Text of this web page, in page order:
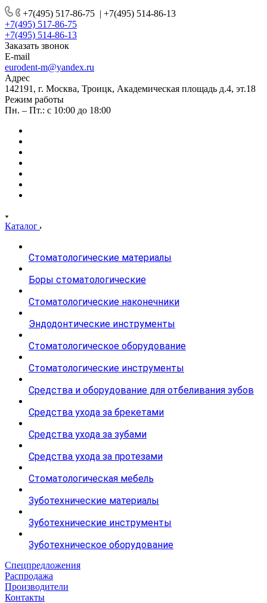
+7(495) 517-86-75 | +7(495) 514-86-13
+7(495) 517-86-75
+7(495) 514-86-13
Заказать звонок
E-mail
eurodent-m@yandex.ru
Адрес
142191, г. Москва, Троицк, Академическая площадь д.4, эт.18
Режим работы
Пн. – Пт.: с 10:00 до 18:00
Каталог
Стоматологические материалы
Боры стоматологические
Стоматологические наконечники
Эндодонтические инструменты
Стоматологическое оборудование
Стоматологические инструменты
Средства и оборудование для отбеливания зубов
Средства ухода за брекетами
Средства ухода за зубами
Средства ухода за протезами
Стоматологическая мебель
Зуботехнические материалы
Зуботехнические инструменты
Зуботехническое оборудование
Спецпредложения
Распродажа
Производители
Контакты